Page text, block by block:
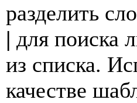
разделить
| для поиска
из списка.
качестве